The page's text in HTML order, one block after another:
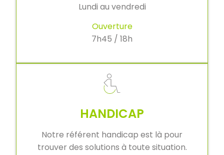
Lundi au vendredi
Ouverture
7h45 / 18h
HANDICAP
Notre référent handicap est là pour
trouver des solutions à toute situation.